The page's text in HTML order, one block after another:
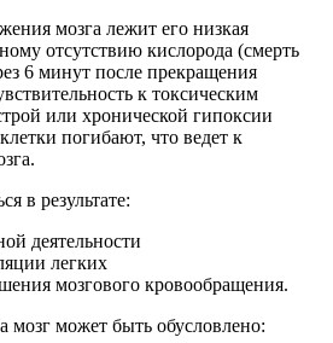
мозга лежит его низкая
отсутствию кислорода (смерть
6 минут после прекращения
к токсическим
или хронической гипоксии
погибают, что ведет к
в результате:
деятельности
легких
мозгового кровообращения.
мозг может быть обусловлено: